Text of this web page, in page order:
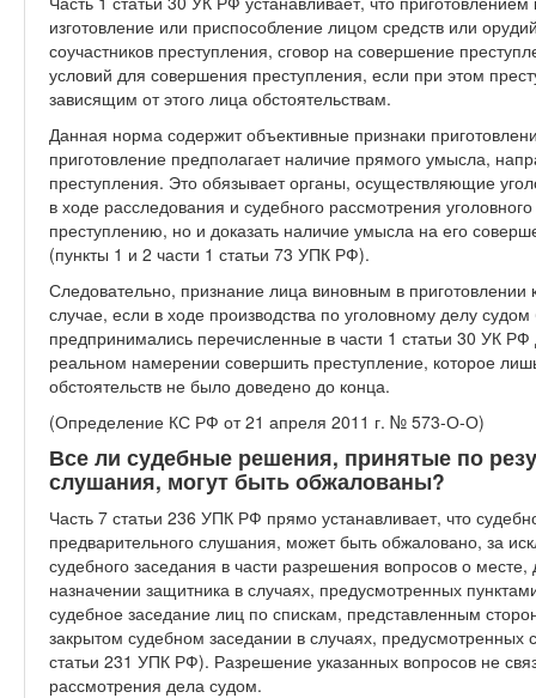
изготовление или приспособление лицом средств или
соучастников преступления, сговор на совершение
условий для совершения преступления, если при этом
зависящим от этого лица обстоятельствам.
Данная норма содержит объективные признаки
приготовление предполагает наличие прямого умысла,
преступления. Это обязывает органы, осуществляющие
в ходе расследования и судебного рассмотрения
преступлению, но и доказать наличие умысла на его
(пункты 1 и 2 части 1 статьи 73 УПК РФ).
Следовательно, признание лица виновным в
случае, если в ходе производства по уголовному делу
предпринимались перечисленные в части 1 статьи 30 УК
реальном намерении совершить преступление, которое
обстоятельств не было доведено до конца.
(Определение КС РФ от 21 апреля 2011 г. № 573-О-О)
Все ли судебные решения, принятые по
слушания, могут быть обжалованы?
Часть 7 статьи 236 УПК РФ прямо устанавливает, что
предварительного слушания, может быть обжаловано, за
судебного заседания в части разрешения вопросов о
назначении защитника в случаях, предусмотренных
судебное заседание лиц по спискам, представленным
закрытом судебном заседании в случаях,
статьи 231 УПК РФ). Разрешение указанных вопросов не
рассмотрения дела судом.